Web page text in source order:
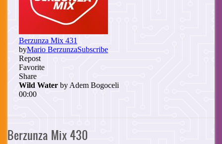
Berzunza Mix 430